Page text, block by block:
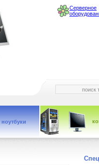
Серверное
ноутбуки